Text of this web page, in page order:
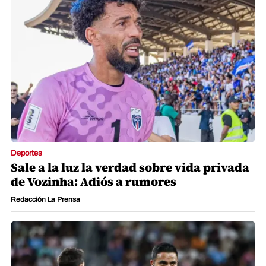
Deportes
Sale a la luz la verdad sobre vida privada
de Vozinha: Adiós a rumores
Redacción La Prensa